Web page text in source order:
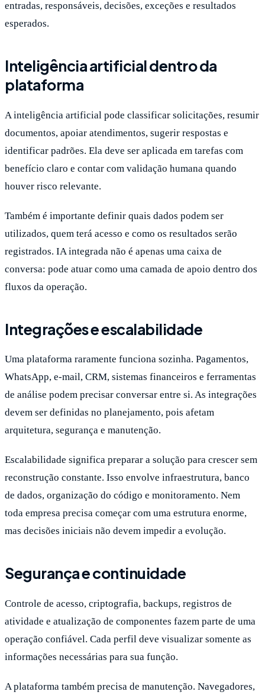
entradas, responsáveis, decisões, exceções e resultados
esperados.
Inteligência artificial dentro da
plataforma
A inteligência artificial pode classificar solicitações, resumir
documentos, apoiar atendimentos, sugerir respostas e
identificar padrões. Ela deve ser aplicada em tarefas com
benefício claro e contar com validação humana quando
houver risco relevante.
Também é importante definir quais dados podem ser
utilizados, quem terá acesso e como os resultados serão
registrados. IA integrada não é apenas uma caixa de
conversa: pode atuar como uma camada de apoio dentro dos
fluxos da operação.
Integrações e escalabilidade
Uma plataforma raramente funciona sozinha. Pagamentos,
WhatsApp, e-mail, CRM, sistemas financeiros e ferramentas
de análise podem precisar conversar entre si. As integrações
devem ser definidas no planejamento, pois afetam
arquitetura, segurança e manutenção.
Escalabilidade significa preparar a solução para crescer sem
reconstrução constante. Isso envolve infraestrutura, banco
de dados, organização do código e monitoramento. Nem
toda empresa precisa começar com uma estrutura enorme,
mas decisões iniciais não devem impedir a evolução.
Segurança e continuidade
Controle de acesso, criptografia, backups, registros de
atividade e atualização de componentes fazem parte de uma
operação confiável. Cada perfil deve visualizar somente as
informações necessárias para sua função.
A plataforma também precisa de manutenção. Navegadores,